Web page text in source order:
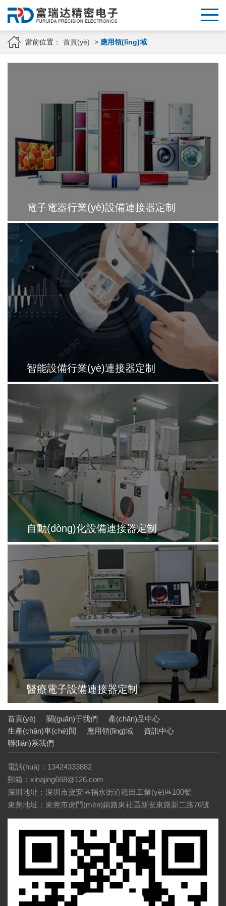
當前位置： 首頁(yè) > 應用領(lǐng)域
電子電器行業(yè)設備連接器定制
智能設備行業(yè)連接器定制
自動(dòng)化設備連接器定制
醫療電子設備連接器定制
首頁(yè) 關(guān)于我們
產(chǎn)品中心
生產(chǎn)車(chē)間
應用領(lǐng)域
資訊中心
聯(lián)系我們
電話(huà)：13424333882
郵箱：xinajing668@126.com
深圳地址：深圳市寶安區福永街道稔田工業(yè)區100號
東莞地址：東莞市虎門(mén)鎮路東社區新安東路新二路76號